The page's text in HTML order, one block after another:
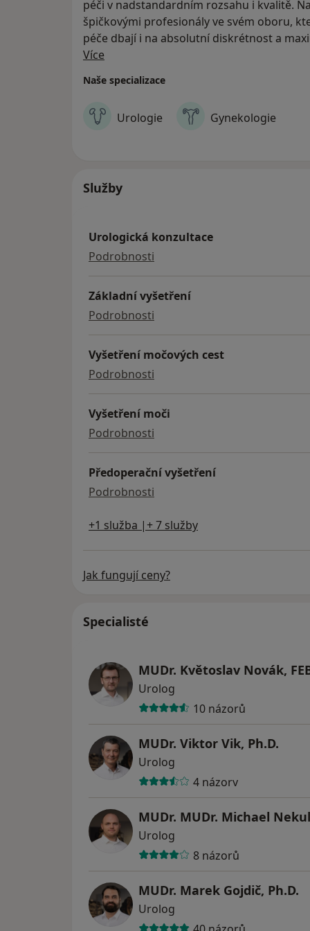
péči v nadstandardním rozsahu i kvalitě.
špičkovými profesionály ve svém oboru,
péče dbají i na absolutní diskrétnost a
byla postavena v roce 2020 a disponuje
technikou. Pod jednou střechou
Klientům nabízíme krátké objednací
21:00 a rozsáhlý servis i mimo ordinaci
urologie URO MEDICO je sesterskou
Více
Naše specializace
Urologie Gynekologie
Služby
Urologická konzultace
Podrobnosti
Základní vyšetření
Podrobnosti
Vyšetření močových cest
Podrobnosti
Vyšetření moči
Podrobnosti
Předoperační vyšetření
Podrobnosti
+1 služba |+ 7 služby
Jak fungují ceny?
Specialisté
MUDr. Květoslav Novák,
Urolog
10 názorů
MUDr. Viktor Vik, Ph.D.
Urolog
4 názory
MUDr. MUDr. Michael
Urolog
8 názorů
MUDr. Marek Gojdič, Ph.D.
Urolog